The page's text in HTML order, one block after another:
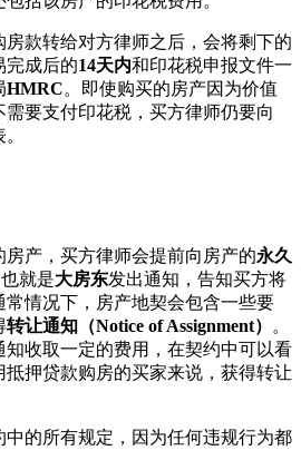
款转给对方律师之后，会将剩下的
完成后的14天内和印花税申报文件一
HMRC。即使购买的房产因为价值
要支付印花税，买方律师仍要向
产，买方律师会提前向房产的永久
也就是大房东发出通知，告知买方将
常情况下，房产地契会包含一些要
转让通知（Notice of Assignment）
。
知收取一定的费用，在契约中可以看
押贷款购房的买家来说，获得转让
中的所有规定，因为任何违规行为都